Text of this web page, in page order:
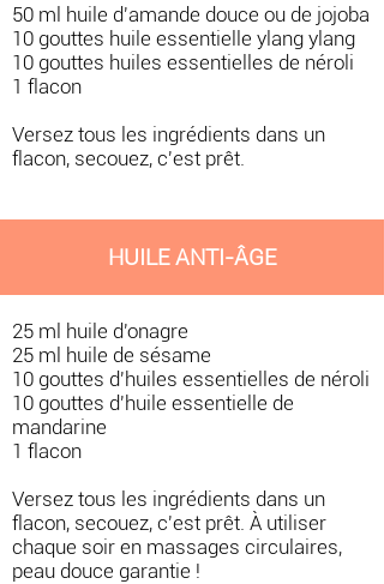
50 ml huile d'amande douce ou de jojoba
10 gouttes huile essentielle ylang ylang
10 gouttes huiles essentielles de néroli
1 flacon
Versez tous les ingrédients dans un
flacon, secouez, c'est prêt.
HUILE ANTI-ÂGE
25 ml huile d'onagre
25 ml huile de sésame
10 gouttes d'huiles essentielles de néroli
10 gouttes d'huile essentielle de
mandarine
1 flacon
Versez tous les ingrédients dans un
flacon, secouez, c'est prêt. À utiliser
chaque soir en massages circulaires,
peau douce garantie !